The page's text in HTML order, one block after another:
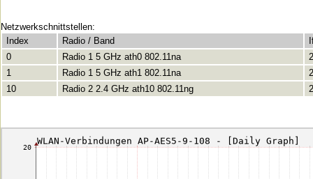
Netzwerkschnittstellen:
Index
Radio / Band
0
Radio 1 5 GHz ath0 802.11na
1
Radio 1 5 GHz ath1 802.11na
10
Radio 2 2.4 GHz ath10 802.11ng